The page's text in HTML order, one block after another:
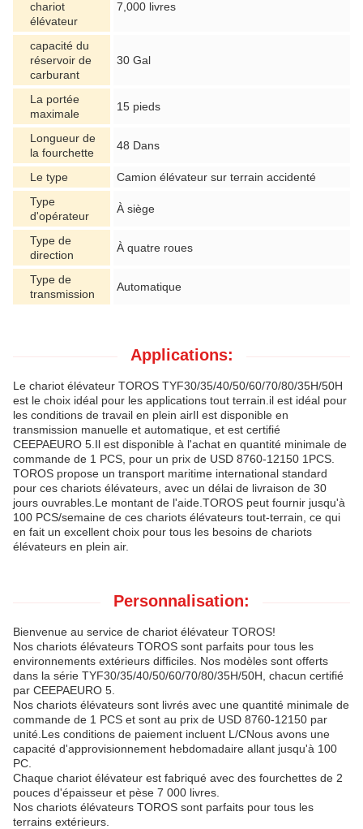
chariot
élévateur
7,000 livres
capacité du
réservoir de
carburant
30 Gal
La portée
maximale
15 pieds
Longueur de
la fourchette
48 Dans
Le type
Camion élévateur sur terrain accidenté
Type
d'opérateur
À siège
Type de
direction
À quatre roues
Type de
transmission
Automatique
Applications:
Le chariot élévateur TOROS TYF30/35/40/50/60/70/80/35H/50H
est le choix idéal pour les applications tout terrain.il est idéal pour
les conditions de travail en plein airIl est disponible en
transmission manuelle et automatique, et est certifié
CEEPAEURO 5.Il est disponible à l'achat en quantité minimale de
commande de 1 PCS, pour un prix de USD 8760-12150 1PCS.
TOROS propose un transport maritime international standard
pour ces chariots élévateurs, avec un délai de livraison de 30
jours ouvrables.Le montant de l'aide.TOROS peut fournir jusqu'à
100 PCS/semaine de ces chariots élévateurs tout-terrain, ce qui
en fait un excellent choix pour tous les besoins de chariots
élévateurs en plein air.
Personnalisation:
Bienvenue au service de chariot élévateur TOROS!
Nos chariots élévateurs TOROS sont parfaits pour tous les
environnements extérieurs difficiles. Nos modèles sont offerts
dans la série TYF30/35/40/50/60/70/80/35H/50H, chacun certifié
par CEEPAEURO 5.
Nos chariots élévateurs sont livrés avec une quantité minimale de
commande de 1 PCS et sont au prix de USD 8760-12150 par
unité.Les conditions de paiement incluent L/CNous avons une
capacité d'approvisionnement hebdomadaire allant jusqu'à 100
PC.
Chaque chariot élévateur est fabriqué avec des fourchettes de 2
pouces d'épaisseur et pèse 7 000 livres.
Nos chariots élévateurs TOROS sont parfaits pour tous les
terrains extérieurs.